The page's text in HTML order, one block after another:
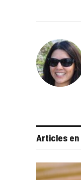
Articles en